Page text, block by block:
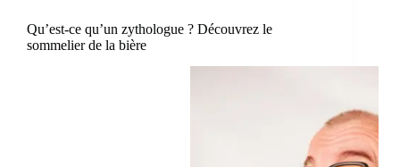
Qu’est-ce qu’un zythologue ? Découvrez le
sommelier de la bière